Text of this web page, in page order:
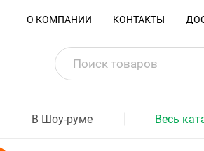
О КОМПАНИИ КОНТАКТЫ
В Шоу-руме Весь